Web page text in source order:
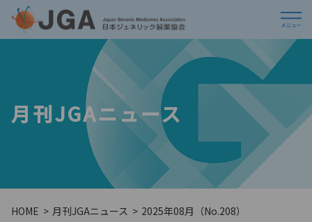
月刊JGAニュース
HOME 月刊JGAニュース 2025年08月（No.208）